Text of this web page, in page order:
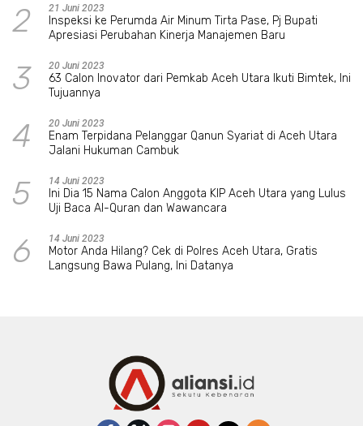
2 21 Juni 2023
Inspeksi ke Perumda Air Minum Tirta Pase, Pj Bupati
Apresiasi Perubahan Kinerja Manajemen Baru
3 20 Juni 2023
63 Calon Inovator dari Pemkab Aceh Utara Ikuti Bimtek, Ini
Tujuannya
4 20 Juni 2023
Enam Terpidana Pelanggar Qanun Syariat di Aceh Utara
Jalani Hukuman Cambuk
5 14 Juni 2023
Ini Dia 15 Nama Calon Anggota KIP Aceh Utara yang Lulus
Uji Baca Al-Quran dan Wawancara
6 14 Juni 2023
Motor Anda Hilang? Cek di Polres Aceh Utara, Gratis
Langsung Bawa Pulang, Ini Datanya